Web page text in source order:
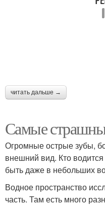
читать дальше →
Самые
Огромные острые зубы,
внешний вид. Кто
быть даже в небольших
Водное пространство
часть. Там есть много